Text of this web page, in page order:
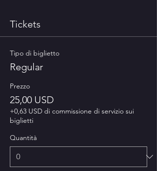
Tickets
Tipo di biglietto
Regular
Prezzo
25,00 USD
+0,63 USD di commissione di servizio sui
biglietti
Quantità